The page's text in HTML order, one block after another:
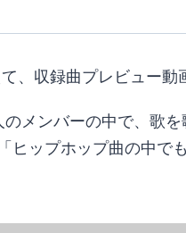
、収録曲プレビュー動
メンバーの中で、歌
ップホップ曲の中で